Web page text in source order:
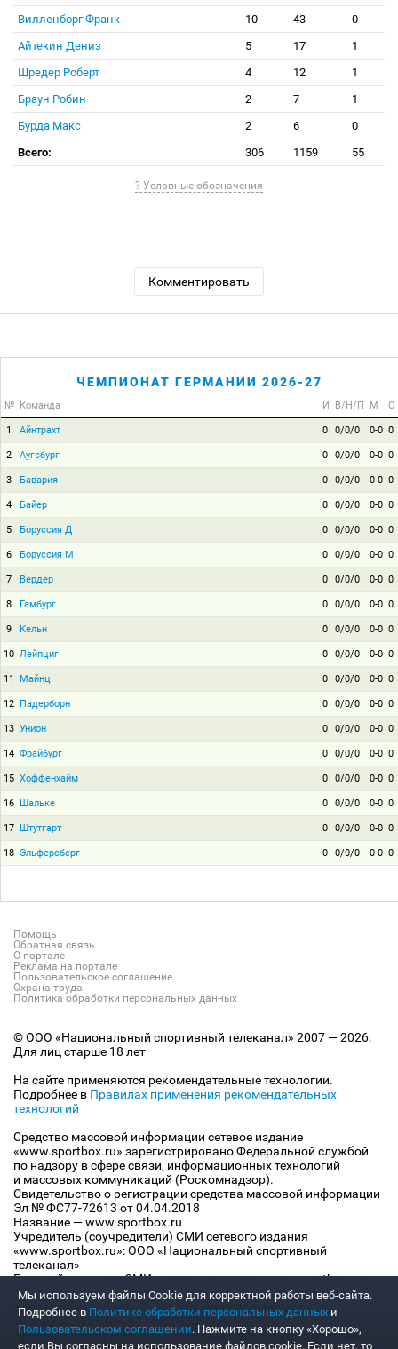
Вилленборг Франк
10 43
0
Айтекин Дениз
5 17
1
Шредер Роберт
4 12
1
Браун Робин
2 7
1
Бурда Макс
2 6
0
Всего:
306 1159 55
? Условные обозначения
Комментировать
ЧЕМПИОНАТ ГЕРМАНИИ 2026-27
№ Команда И В/Н/П М О
1 Айнтрахт 0 0/0/0 0-0 0
2 Аугсбург 0 0/0/0 0-0 0
3 Бавария 0 0/0/0 0-0 0
4 Байер 0 0/0/0 0-0 0
5 Боруссия Д 0 0/0/0 0-0 0
6 Боруссия М 0 0/0/0 0-0 0
7 Вердер 0 0/0/0 0-0 0
8 Гамбург 0 0/0/0 0-0 0
9 Кельн 0 0/0/0 0-0 0
10 Лейпциг 0 0/0/0 0-0 0
11 Майнц 0 0/0/0 0-0 0
12 Падерборн 0 0/0/0 0-0 0
13 Унион 0 0/0/0 0-0 0
14 Фрайбург 0 0/0/0 0-0 0
15 Хоффенхайм 0 0/0/0 0-0 0
16 Шальке 0 0/0/0 0-0 0
17 Штутгарт 0 0/0/0 0-0 0
18 Эльферсберг 0 0/0/0 0-0 0
Помощь
Обратная связь
О портале
Реклама на портале
Пользовательское соглашение
Охрана труда
Политика обработки персональных данных
© ООО «Национальный спортивный телеканал» 2007 — 2026.
Для лиц старше 18 лет
На сайте применяются рекомендательные технологии.
Подробнее в Правилах применения рекомендательных
технологий
Средство массовой информации сетевое издание
«www.sportbox.ru» зарегистрировано Федеральной службой
по надзору в сфере связи, информационных технологий
и массовых коммуникаций (Роскомнадзор).
Свидетельство о регистрации средства массовой информации
Эл № ФС77-72613 от 04.04.2018
Название — www.sportbox.ru
Учредитель (соучредители) СМИ сетевого издания
«www.sportbox.ru»: ООО «Национальный спортивный
телеканал»
Главный редактор СМИ сетевого издания «www.sportbox.ru»:
Конов В.А.
Номер телефона редакции СМИ сетевого издания
«www.sportbox.ru»: +7 (495) 653 8419
Адрес электронной почты редакции СМИ сетевого издания
Мы используем файлы Сookie для корректной работы веб-сайта.
Подробнее в Политике обработки персональных данных и
Пользовательском соглашении. Нажмите на кнопку «Хорошо»,
если Вы согласны на использование файлов cookie. Если нет, то